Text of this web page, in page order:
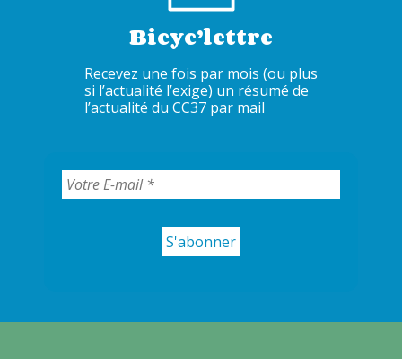
Bicyc’lettre
Recevez une fois par mois (ou plus
si l’actualité l’exige) un résumé de
l’actualité du CC37 par mail